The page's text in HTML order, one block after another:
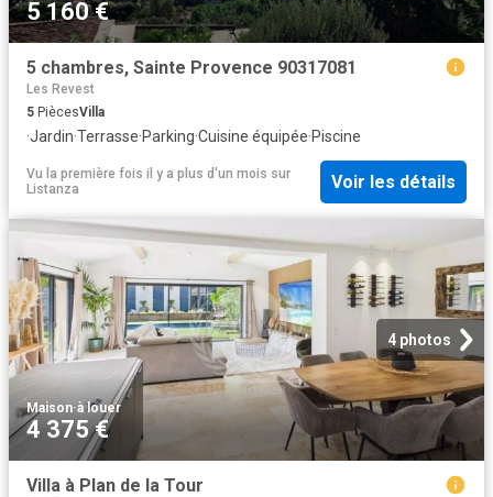
5 160 €
5 chambres, Sainte Provence 90317081
Les Revest
5 PiècesVilla
·Jardin·Terrasse·Parking·Cuisine équipée·Piscine
Vu la première fois il y a plus d'un mois sur
Listanza
Voir les détails
4 photos
Maison·à louer
4 375 €
Villa à Plan de la Tour